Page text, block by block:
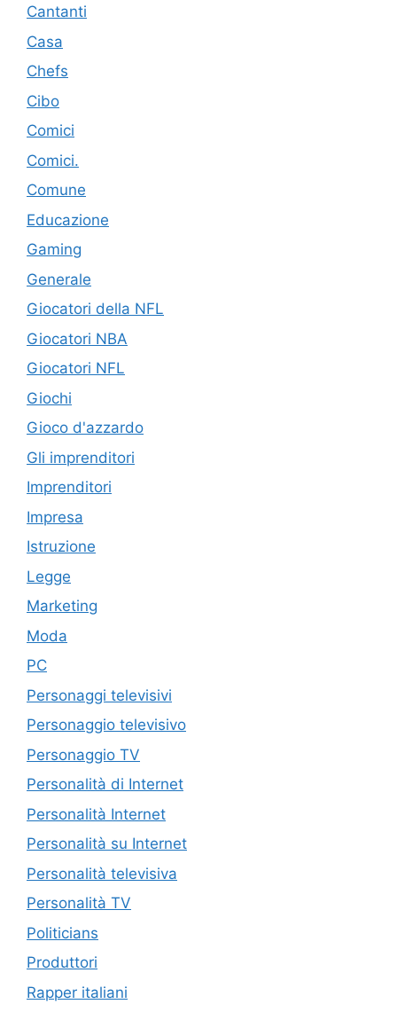
Cantanti
Casa
Chefs
Cibo
Comici
Comici.
Comune
Educazione
Gaming
Generale
Giocatori della NFL
Giocatori NBA
Giocatori NFL
Giochi
Gioco d'azzardo
Gli imprenditori
Imprenditori
Impresa
Istruzione
Legge
Marketing
Moda
PC
Personaggi televisivi
Personaggio televisivo
Personaggio TV
Personalità di Internet
Personalità Internet
Personalità su Internet
Personalità televisiva
Personalità TV
Politicians
Produttori
Rapper italiani